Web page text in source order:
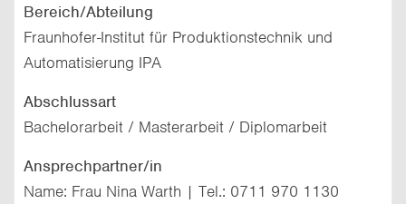
Bereich/Abteilung
Fraunhofer-Institut für Produktionstechnik und
Automatisierung IPA
Abschlussart
Bachelorarbeit / Masterarbeit / Diplomarbeit
Ansprechpartner/in
Name: Frau Nina Warth | Tel.: 0711 970 1130